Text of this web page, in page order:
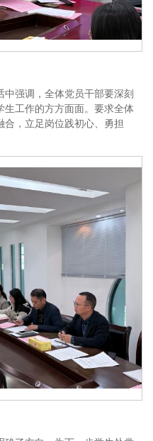
强调，全体党员干部要深刻
生工作的方方面面。要求全体
合，立足岗位践初心、勇担